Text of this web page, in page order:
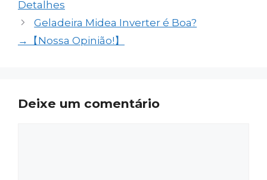
Detalhes
Geladeira Midea Inverter é Boa?
→【Nossa Opinião!】
Deixe um comentário